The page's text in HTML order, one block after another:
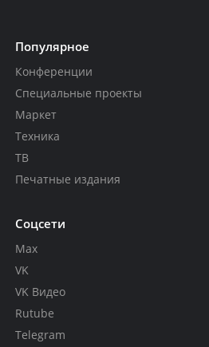
Популярное
Конференции
Специальные проекты
Маркет
Техника
ТВ
Печатные издания
Соцсети
Max
VK
VK Видео
Rutube
Telegram